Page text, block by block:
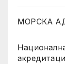
МОРСКА